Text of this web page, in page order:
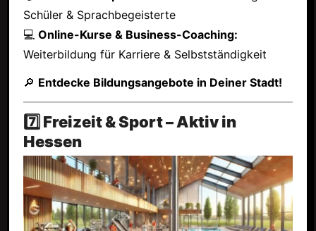
Schüler & Sprachbegeisterte
💻 Online-Kurse & Business-Coaching:
Weiterbildung für Karriere & Selbstständigkeit
🔎 Entdecke Bildungsangebote in Deiner Stadt!
7️⃣ Freizeit & Sport – Aktiv in
Hessen